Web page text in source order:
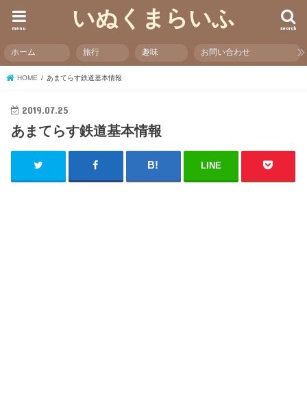
いぬくまらいふ search
menu
ホーム 旅行 趣味 お問い合わせ
HOME あまてらす鉄道基本情報
2019.07.25
あまてらす鉄道基本情報
LINE